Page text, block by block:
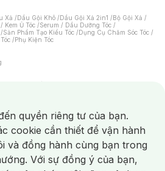
Xả /Dầu Gội Khô /Dầu Gội Xả 2in1 /Bộ Gội Xả /
Kem Ủ Tóc /Serum / Dầu Dưỡng Tóc /
/Sản Phẩm Tạo Kiểu Tóc /Dụng Cụ Chăm Sóc Tóc /
/Phụ Kiện Tóc
/Mặt Nạ Xông Hơi /Nước Rửa Tay/
Đánh Răng /Bàn Chải Điện/
/Máy Tăm Nước/ Nước Súc Miệng/
/ Dung Dịch Vệ Sinh/Dưỡng Vùng Kín/
Vệ Sinh/Tampon/Bọt Cạo Râu /Dao Cạo Râu/
quyền riêng tư của bạn.
cookie cần thiết để vận hành
và đồng hành cùng bạn trong
Với sự đồng ý của bạn,